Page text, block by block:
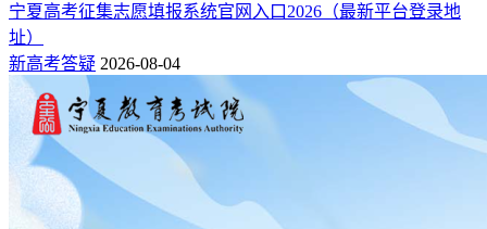
宁夏高考征集志愿填报系统官网入口2026（最新平台登录地
址）
新高考答疑 2026-08-04